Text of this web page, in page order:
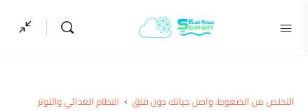
التخلص من الضغوط: واصل حياتك دون قلق النظام الغذائي والتوتر